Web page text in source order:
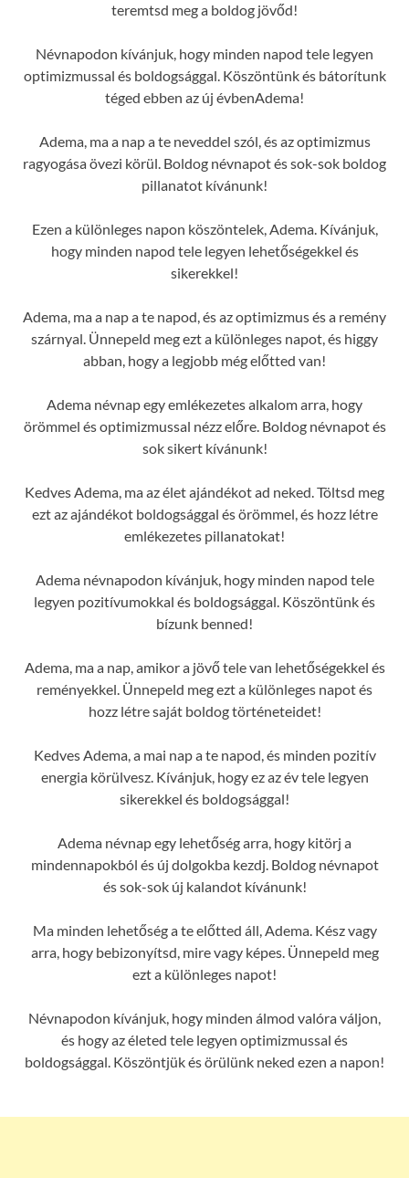
teremtsd meg a boldog jövőd!
Névnapodon kívánjuk, hogy minden napod tele legyen
optimizmussal és boldogsággal. Köszöntünk és bátorítunk
téged ebben az új évbenAdema!
Adema, ma a nap a te neveddel szól, és az optimizmus
ragyogása övezi körül. Boldog névnapot és sok-sok boldog
pillanatot kívánunk!
Ezen a különleges napon köszöntelek, Adema. Kívánjuk,
hogy minden napod tele legyen lehetőségekkel és
sikerekkel!
Adema, ma a nap a te napod, és az optimizmus és a remény
szárnyal. Ünnepeld meg ezt a különleges napot, és higgy
abban, hogy a legjobb még előtted van!
Adema névnap egy emlékezetes alkalom arra, hogy
örömmel és optimizmussal nézz előre. Boldog névnapot és
sok sikert kívánunk!
Kedves Adema, ma az élet ajándékot ad neked. Töltsd meg
ezt az ajándékot boldogsággal és örömmel, és hozz létre
emlékezetes pillanatokat!
Adema névnapodon kívánjuk, hogy minden napod tele
legyen pozitívumokkal és boldogsággal. Köszöntünk és
bízunk benned!
Adema, ma a nap, amikor a jövő tele van lehetőségekkel és
reményekkel. Ünnepeld meg ezt a különleges napot és
hozz létre saját boldog történeteidet!
Kedves Adema, a mai nap a te napod, és minden pozitív
energia körülvesz. Kívánjuk, hogy ez az év tele legyen
sikerekkel és boldogsággal!
Adema névnap egy lehetőség arra, hogy kitörj a
mindennapokból és új dolgokba kezdj. Boldog névnapot
és sok-sok új kalandot kívánunk!
Ma minden lehetőség a te előtted áll, Adema. Kész vagy
arra, hogy bebizonyítsd, mire vagy képes. Ünnepeld meg
ezt a különleges napot!
Névnapodon kívánjuk, hogy minden álmod valóra váljon,
és hogy az életed tele legyen optimizmussal és
boldogsággal. Köszöntjük és örülünk neked ezen a napon!